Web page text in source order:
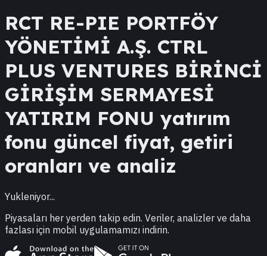
RCT RE-PIE PORTFÖY
YÖNETİMİ A.Ş. CTRL
PLUS VENTURES BİRİNCİ
GİRİŞİM SERMAYESİ
YATIRIM FONU yatırım
fonu güncel fiyat, getiri
oranları ve analiz
Yukleniyor...
Piyasaları her yerden takip edin. Veriler, analizler ve daha
fazlası için mobil uygulamamızı indirin.